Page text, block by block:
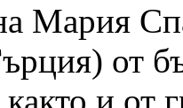
Мария
от
и от